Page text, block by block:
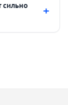
сильно